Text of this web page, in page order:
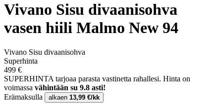
Vivano Sisu divaanisohva
vasen hiili Malmo New 94
Vivano Sisu divaanisohva
Superhinta
499 €
SUPERHINTA tarjoaa parasta vastinetta rahallesi. Hinta on
voimassa vähintään su 9.8 asti!
Erämaksulla
alkaen 13,99 €/kk